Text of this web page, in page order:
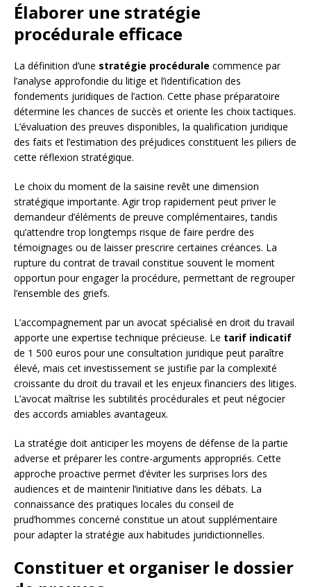
Élaborer une stratégie
procédurale efficace
La définition d’une stratégie procédurale commence par
l’analyse approfondie du litige et l’identification des
fondements juridiques de l’action. Cette phase préparatoire
détermine les chances de succès et oriente les choix tactiques.
L’évaluation des preuves disponibles, la qualification juridique
des faits et l’estimation des préjudices constituent les piliers de
cette réflexion stratégique.
Le choix du moment de la saisine revêt une dimension
stratégique importante. Agir trop rapidement peut priver le
demandeur d’éléments de preuve complémentaires, tandis
qu’attendre trop longtemps risque de faire perdre des
témoignages ou de laisser prescrire certaines créances. La
rupture du contrat de travail constitue souvent le moment
opportun pour engager la procédure, permettant de regrouper
l’ensemble des griefs.
L’accompagnement par un avocat spécialisé en droit du travail
apporte une expertise technique précieuse. Le tarif indicatif
de 1 500 euros pour une consultation juridique peut paraître
élevé, mais cet investissement se justifie par la complexité
croissante du droit du travail et les enjeux financiers des litiges.
L’avocat maîtrise les subtilités procédurales et peut négocier
des accords amiables avantageux.
La stratégie doit anticiper les moyens de défense de la partie
adverse et préparer les contre-arguments appropriés. Cette
approche proactive permet d’éviter les surprises lors des
audiences et de maintenir l’initiative dans les débats. La
connaissance des pratiques locales du conseil de
prud’hommes concerné constitue un atout supplémentaire
pour adapter la stratégie aux habitudes juridictionnelles.
Constituer et organiser le dossier